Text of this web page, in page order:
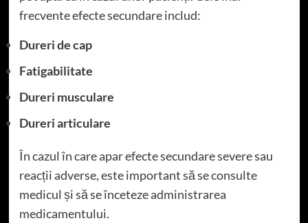
frecvente efecte secundare includ:
Dureri de cap
Fatigabilitate
Dureri musculare
Dureri articulare
În cazul în care apar efecte secundare severe sau
reacții adverse, este important să se consulte
medicul și să se înceteze administrarea
medicamentului.